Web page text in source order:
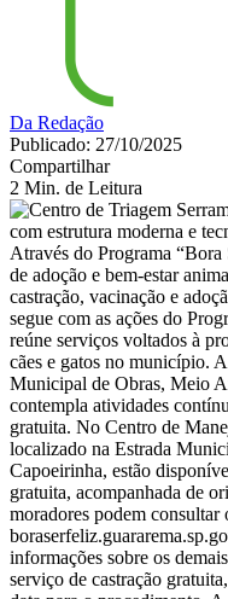
Da Redação
Publicado: 27/10/2025
Compartilhar
2 Min. de Leitura
Através do Programa “Bora
de adoção e bem-estar
castração, vacinação e
segue com as ações do
reúne serviços voltados à
cães e gatos no município.
Municipal de Obras, Meio
contempla atividades
gratuita. No Centro de
localizado na Estrada
Capoeirinha, estão
gratuita, acompanhada de
moradores podem
informações sobre os
serviço de castração